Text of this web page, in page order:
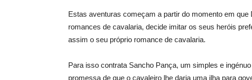
Estas aventuras começam a partir do momento em que
romances de cavalaria, decide imitar os seus heróis
assim o seu próprio romance de cavalaria.
Para isso contrata Sancho Pança, um simples e
promessa de que o cavaleiro lhe daria uma ilha para